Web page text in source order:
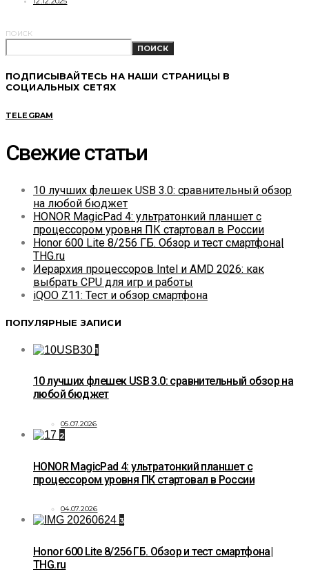
ПОИСК
ПОИСК
ПОДПИСЫВАЙТЕСЬ НА НАШИ СТРАНИЦЫ В
СОЦИАЛЬНЫХ СЕТЯХ
TELEGRAM
Свежие статьи
10 лучших флешек USB 3.0: сравнительный обзор
на любой бюджет
HONOR MagicPad 4: ультратонкий планшет с
процессором уровня ПК стартовал в России
Honor 600 Lite 8/256 ГБ. Обзор и тест смартфона|
THG.ru
Иерархия процессоров Intel и AMD 2026: как
выбрать CPU для игр и работы
iQOO Z11: Тест и обзор смартфона
ПОПУЛЯРНЫЕ ЗАПИСИ
1
10 лучших флешек USB 3.0: сравнительный обзор на
любой бюджет
05.07.2026
2
HONOR MagicPad 4: ультратонкий планшет с
процессором уровня ПК стартовал в России
04.07.2026
3
Honor 600 Lite 8/256 ГБ. Обзор и тест смартфона|
THG.ru